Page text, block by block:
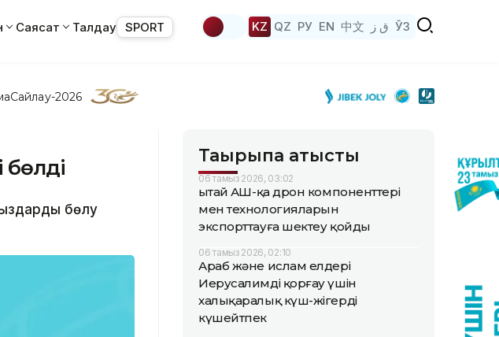
Саясат Талдау SPORT KZ QZ РУ EN 中文 ق ز ЎЗ
Сайлау-2026
бөлді
бөлу
Тақырыпқа қатысты
06 тамыз 2026, 03:02
Қытай АҚШ-қа дрон компоненттері
мен технологияларын
экспорттауға шектеу қойды
06 тамыз 2026, 02:10
Араб және ислам елдері
Иерусалимді қорғау үшін
халықаралық күш-жігерді
күшейтпек